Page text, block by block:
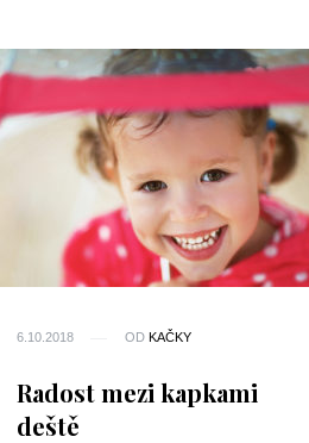
6.10.2018 OD KAČKY
Radost mezi kapkami
deště